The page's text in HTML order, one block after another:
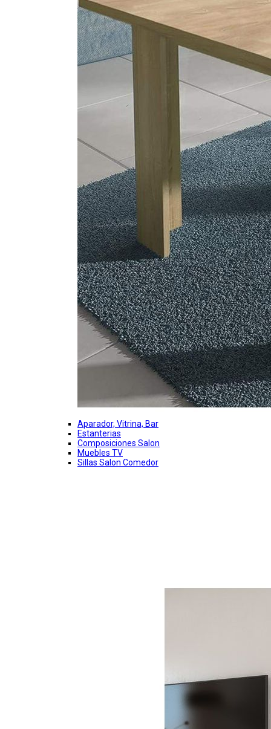
Aparador, Vitrina, Bar
Estanterias
Composiciones Salon
Muebles TV
Sillas Salon Comedor